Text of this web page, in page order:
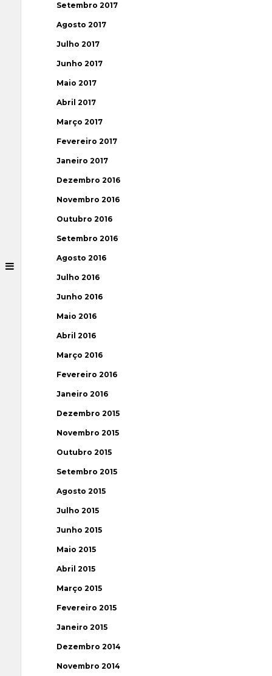
Setembro 2017
Agosto 2017
Julho 2017
Junho 2017
Maio 2017
Abril 2017
Março 2017
Fevereiro 2017
Janeiro 2017
Dezembro 2016
Novembro 2016
Outubro 2016
Setembro 2016
Agosto 2016
Julho 2016
Junho 2016
Maio 2016
Abril 2016
Março 2016
Fevereiro 2016
Janeiro 2016
Dezembro 2015
Novembro 2015
Outubro 2015
Setembro 2015
Agosto 2015
Julho 2015
Junho 2015
Maio 2015
Abril 2015
Março 2015
Fevereiro 2015
Janeiro 2015
Dezembro 2014
Novembro 2014